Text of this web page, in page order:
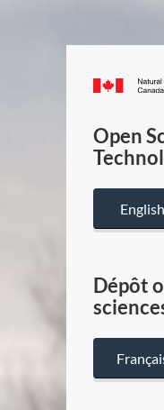
Open
English
Dépôt